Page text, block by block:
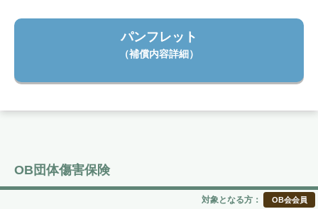
パンフレット
（補償内容詳細）
OB団体傷害保険
対象となる方： OB会会員